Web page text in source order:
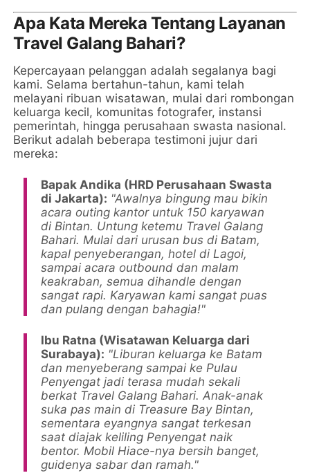
Apa Kata Mereka Tentang Layanan
Travel Galang Bahari?
Kepercayaan pelanggan adalah segalanya bagi
kami. Selama bertahun-tahun, kami telah
melayani ribuan wisatawan, mulai dari rombongan
keluarga kecil, komunitas fotografer, instansi
pemerintah, hingga perusahaan swasta nasional.
Berikut adalah beberapa testimoni jujur dari
mereka:
Bapak Andika (HRD Perusahaan Swasta
di Jakarta): "Awalnya bingung mau bikin
acara outing kantor untuk 150 karyawan
di Bintan. Untung ketemu Travel Galang
Bahari. Mulai dari urusan bus di Batam,
kapal penyeberangan, hotel di Lagoi,
sampai acara outbound dan malam
keakraban, semua dihandle dengan
sangat rapi. Karyawan kami sangat puas
dan pulang dengan bahagia!"
Ibu Ratna (Wisatawan Keluarga dari
Surabaya): "Liburan keluarga ke Batam
dan menyeberang sampai ke Pulau
Penyengat jadi terasa mudah sekali
berkat Travel Galang Bahari. Anak-anak
suka pas main di Treasure Bay Bintan,
sementara eyangnya sangat terkesan
saat diajak keliling Penyengat naik
bentor. Mobil Hiace-nya bersih banget,
guidenya sabar dan ramah."